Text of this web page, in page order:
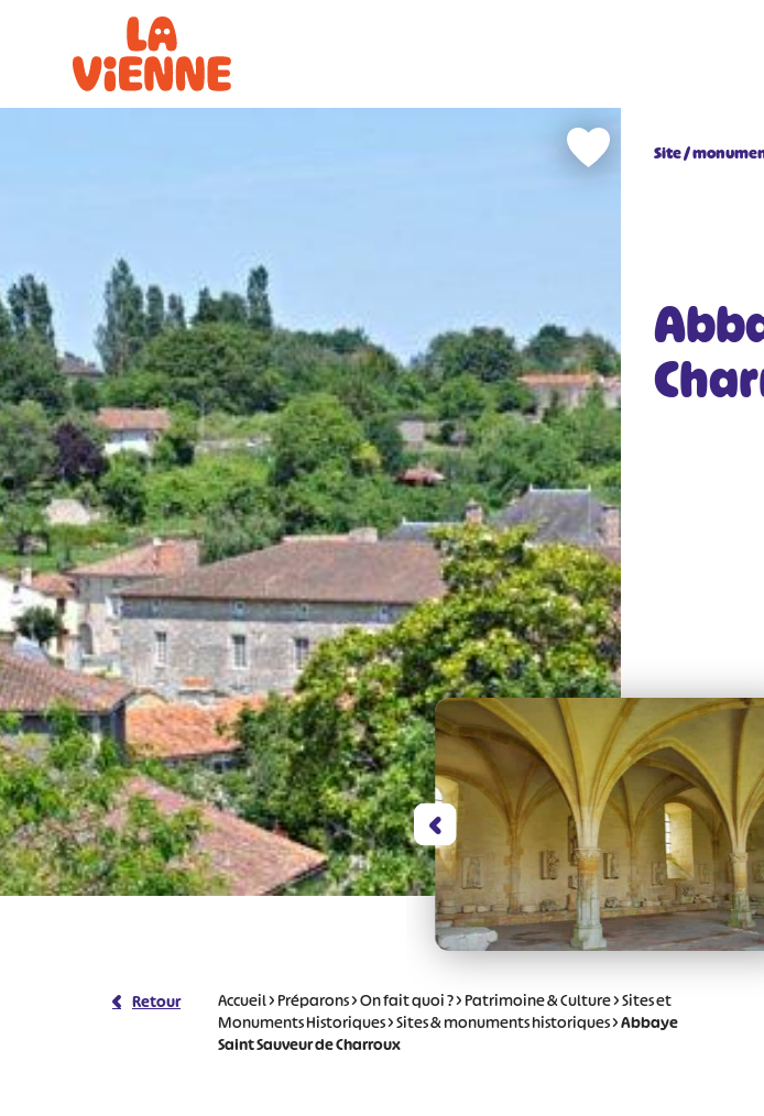
Site /
Retour Accueil>Préparons>On fait quoi ?>Patrimoine & Culture>Sites et
Monuments Historiques>Sites & monuments historiques>Abbaye
Saint Sauveur de Charroux
Panneau de gestion des cookies